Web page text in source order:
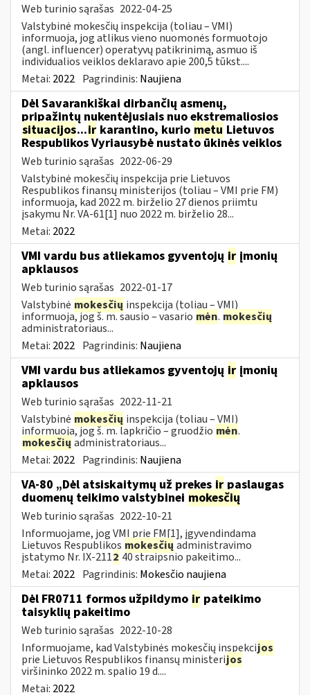
Web turinio sąrašas 2022-04-25
Valstybinė mokesčių inspekcija (toliau – VMI)
informuoja, jog atlikus vieno nuomonės formuotojo
(angl. influencer) operatyvų patikrinimą, asmuo iš
individualios veiklos deklaravo apie 200,5 tūkst....
Metai: 2022 Pagrindinis: Naujiena
Dėl Savarankiškai dirbančių asmenų,
pripažintų nukentėjusiais nuo ekstremaliosios
situacijos...ir karantino, kurio metu Lietuvos
Respublikos Vyriausybė nustato ūkinės veiklos
Web turinio sąrašas 2022-06-29
Valstybinė mokesčių inspekcija prie Lietuvos
Respublikos finansų ministerijos (toliau – VMI prie FM)
informuoja, kad 2022 m. birželio 27 dienos priimtu
įsakymu Nr. VA-61[1] nuo 2022 m. birželio 28...
Metai: 2022
VMI vardu bus atliekamos gyventojų ir įmonių
apklausos
Web turinio sąrašas 2022-01-17
Valstybinė mokesčių inspekcija (toliau – VMI)
informuoja, jog š. m. sausio – vasario mėn. mokesčių
administratoriaus...
Metai: 2022 Pagrindinis: Naujiena
VMI vardu bus atliekamos gyventojų ir įmonių
apklausos
Web turinio sąrašas 2022-11-21
Valstybinė mokesčių inspekcija (toliau – VMI)
informuoja, jog š. m. lapkričio – gruodžio mėn.
mokesčių administratoriaus...
Metai: 2022 Pagrindinis: Naujiena
VA-80 „Dėl atsiskaitymų už prekes ir paslaugas
duomenų teikimo valstybinei mokesčių
Web turinio sąrašas 2022-10-21
Informuojame, jog VMI prie FM[1], įgyvendindama
Lietuvos Respublikos mokesčių administravimo
įstatymo Nr. IX-2112 40 straipsnio pakeitimo...
Metai: 2022 Pagrindinis: Mokesčio naujiena
Dėl FR0711 formos užpildymo ir pateikimo
taisyklių pakeitimo
Web turinio sąrašas 2022-10-28
Informuojame, kad Valstybinės mokesčių inspekcijos
prie Lietuvos Respublikos finansų ministerijos
viršininko 2022 m. spalio 19 d....
Metai: 2022